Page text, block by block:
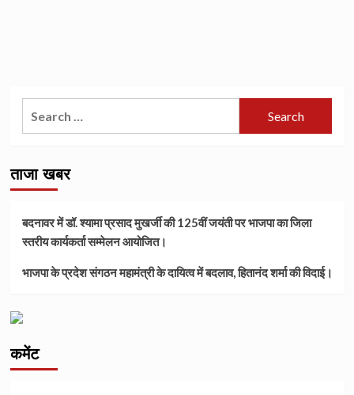
ताजा खबर
बदनावर में डॉ. श्यामा प्रसाद मुखर्जी की 125वीं जयंती पर भाजपा का जिला
स्तरीय कार्यकर्ता सम्मेलन आयोजित।
भाजपा के प्रदेश संगठन महामंत्री के दायित्व में बदलाव, हितानंद शर्मा की विदाई।
कमेंट